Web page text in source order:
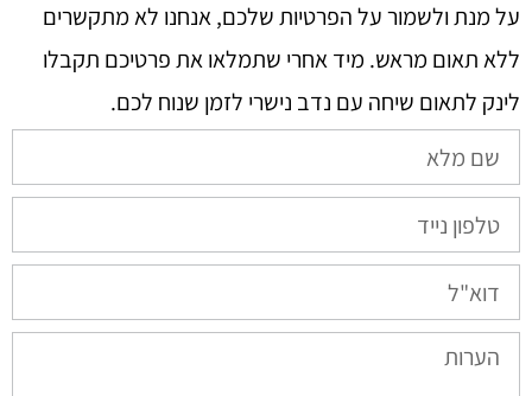
על מנת ולשמור על הפרטיות שלכם, אנחנו לא מתקשרים
ללא תאום מראש. מיד אחרי שתמלאו את פרטיכם תקבלו
לינק לתאום שיחה עם נדב נישרי לזמן שנוח לכם.​